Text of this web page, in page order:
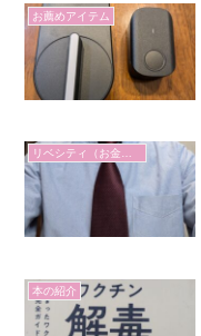
お薦めアイテム
リベシティ（お金の勉強）
本の紹介